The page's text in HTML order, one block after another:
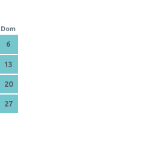
Dom
6
13
20
27